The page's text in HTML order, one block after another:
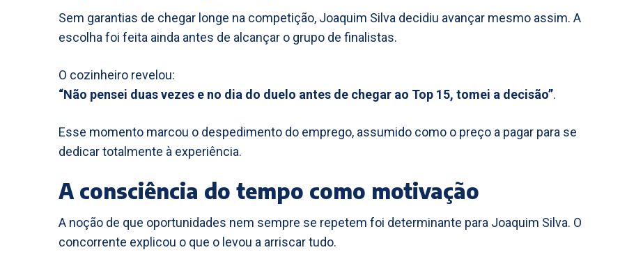
Sem garantias de chegar longe na competição, Joaquim Silva decidiu avançar mesmo assim. A
escolha foi feita ainda antes de alcançar o grupo de finalistas.
O cozinheiro revelou:
“Não pensei duas vezes e no dia do duelo antes de chegar ao Top 15, tomei a decisão”.
Esse momento marcou o despedimento do emprego, assumido como o preço a pagar para se
dedicar totalmente à experiência.
A consciência do tempo como motivação
A noção de que oportunidades nem sempre se repetem foi determinante para Joaquim Silva. O
concorrente explicou o que o levou a arriscar tudo.